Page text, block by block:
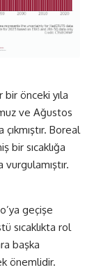
bir önceki yıla
ve Ağustos
Boreal
bir sıcaklığa
geçişe
sıcaklıkta rol
başka
önemlidir.